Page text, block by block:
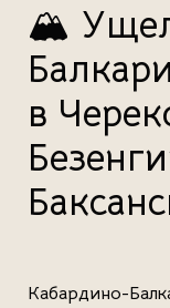
🏔️
в
Кабардино-